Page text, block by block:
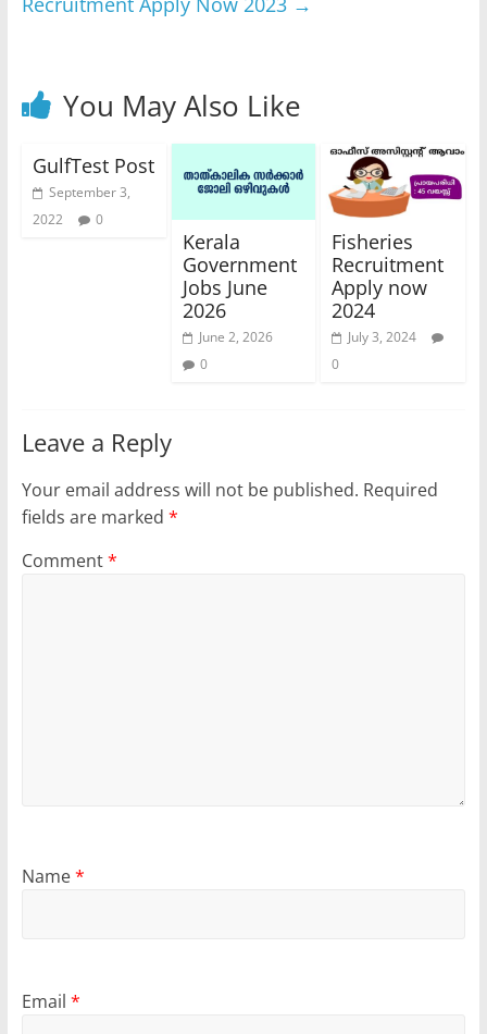
You May Also Like
GulfTest Post
September 3,
2022
0
Kerala
Government
Jobs June
2026
June 2, 2026
0
Fisheries
Recruitment
Apply now
2024
July 3, 2024
0
Leave a Reply
Your email address will not be published. Required
fields are marked *
Comment*
Name*
Email *